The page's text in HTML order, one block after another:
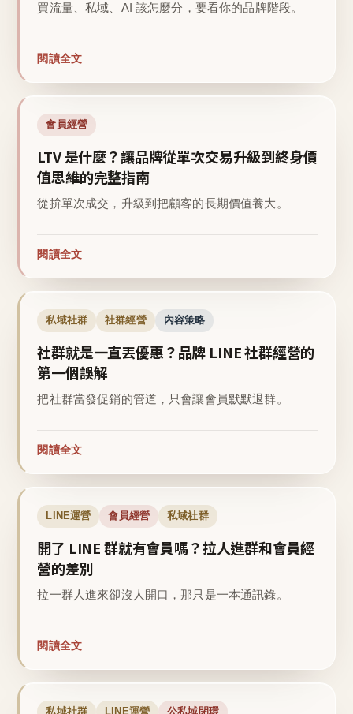
買流量、私域、AI 該怎麼分，要看你的品牌階段。
閱讀全文
會員經營
LTV 是什麼？讓品牌從單次交易升級到終身價
值思維的完整指南
從拚單次成交，升級到把顧客的長期價值養大。
閱讀全文
私域社群 社群經營 內容策略
社群就是一直丟優惠？品牌 LINE 社群經營的
第一個誤解
把社群當發促銷的管道，只會讓會員默默退群。
閱讀全文
LINE運營 會員經營 私域社群
開了 LINE 群就有會員嗎？拉人進群和會員經
營的差別
拉一群人進來卻沒人開口，那只是一本通訊錄。
閱讀全文